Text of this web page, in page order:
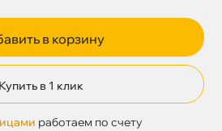
в корзину
Купить в 1 клик
работаем по счету